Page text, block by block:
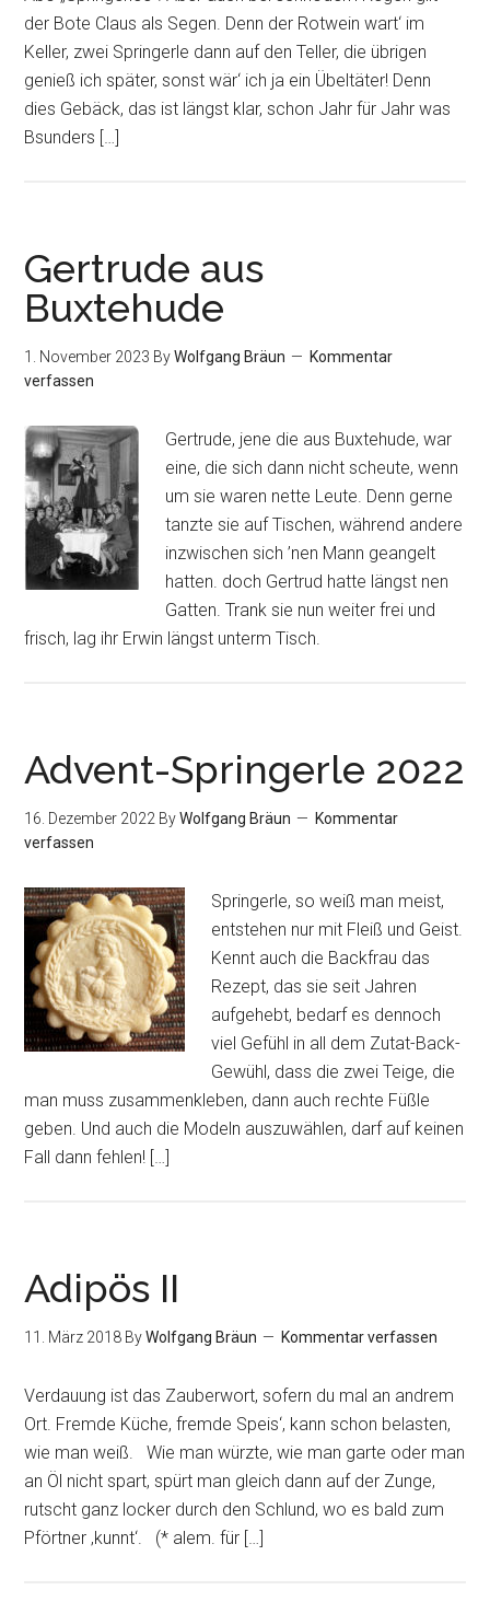
der Bote Claus als Segen. Denn der Rotwein wart‘ im
Keller, zwei Springerle dann auf den Teller, die übrigen
genieß ich später, sonst wär‘ ich ja ein Übeltäter! Denn
dies Gebäck, das ist längst klar, schon Jahr für Jahr was
Bsunders […]
Gertrude aus
Buxtehude
1. November 2023 ByWolfgang Bräun
Kommentar
verfassen
Gertrude, jene die aus Buxtehude, war
eine, die sich dann nicht scheute, wenn
um sie waren nette Leute. Denn gerne
tanzte sie auf Tischen, während andere
inzwischen sich ’nen Mann geangelt
hatten. doch Gertrud hatte längst nen
Gatten. Trank sie nun weiter frei und
frisch, lag ihr Erwin längst unterm Tisch.
Advent-Springerle 2022
16. Dezember 2022 ByWolfgang Bräun
Kommentar
verfassen
Springerle, so weiß man meist,
entstehen nur mit Fleiß und Geist.
Kennt auch die Backfrau das
Rezept, das sie seit Jahren
aufgehebt, bedarf es dennoch
viel Gefühl in all dem Zutat-Back-
Gewühl, dass die zwei Teige, die
man muss zusammenkleben, dann auch rechte Füßle
geben. Und auch die Modeln auszuwählen, darf auf keinen
Fall dann fehlen! […]
Adipös II
11. März 2018 ByWolfgang Bräun Kommentar verfassen
Verdauung ist das Zauberwort, sofern du mal an andrem
Ort. Fremde Küche, fremde Speis‘, kann schon belasten,
wie man weiß. Wie man würzte, wie man garte oder man
an Öl nicht spart, spürt man gleich dann auf der Zunge,
rutscht ganz locker durch den Schlund, wo es bald zum
Pförtner ‚kunnt‘. (* alem. für […]